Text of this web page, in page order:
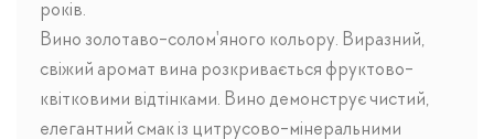
років.
Вино золотаво-солом'яного кольору. Виразний,
свіжий аромат вина розкривається фруктово-
квітковими відтінками. Вино демонструє чистий,
елегантний смак із цитрусово-мінеральними